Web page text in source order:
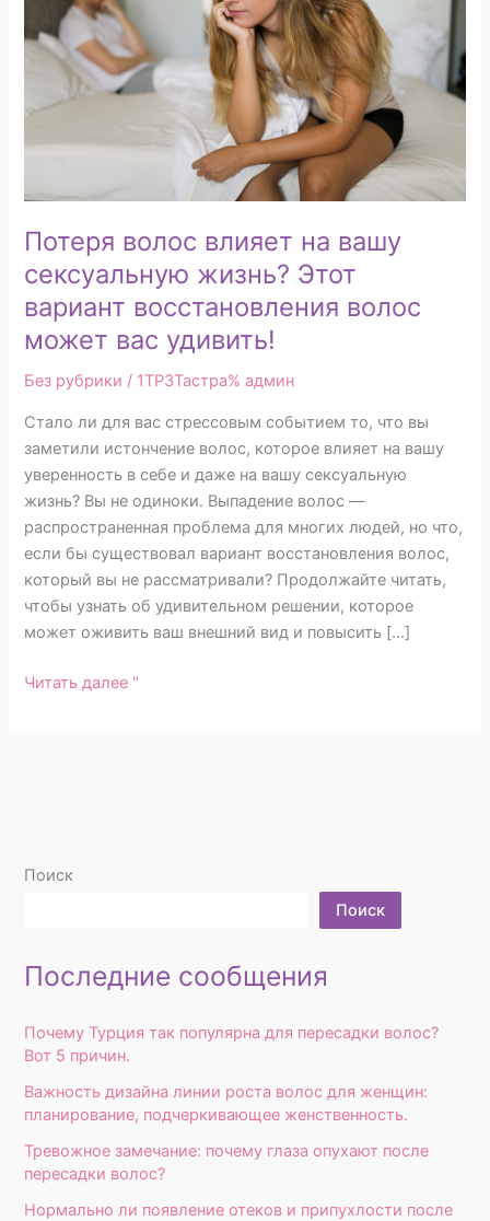
Потеря волос влияет на вашу
сексуальную жизнь? Этот
вариант восстановления волос
может вас удивить!
Без рубрики / 1TP3Тастра% админ
Стало ли для вас стрессовым событием то, что вы
заметили истончение волос, которое влияет на вашу
уверенность в себе и даже на вашу сексуальную
жизнь? Вы не одиноки. Выпадение волос —
распространенная проблема для многих людей, но что,
если бы существовал вариант восстановления волос,
который вы не рассматривали? Продолжайте читать,
чтобы узнать об удивительном решении, которое
может оживить ваш внешний вид и повысить […]
вашу
сексуальную
жизнь?
Этот
вас
удивить!
Читать далее "
Поиск
Поиск
Последние сообщения
Почему Турция так популярна для пересадки волос?
Вот 5 причин.
Важность дизайна линии роста волос для женщин:
планирование, подчеркивающее женственность.
Тревожное замечание: почему глаза опухают после
пересадки волос?
Нормально ли появление отеков и припухлости после